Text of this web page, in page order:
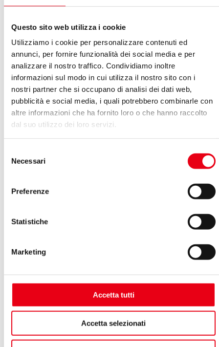
Questo sito web utilizza i cookie
Utilizziamo i cookie per personalizzare contenuti ed
annunci, per fornire funzionalità dei social media e per
analizzare il nostro traffico. Condividiamo inoltre
informazioni sul modo in cui utilizza il nostro sito con i
nostri partner che si occupano di analisi dei dati web,
pubblicità e social media, i quali potrebbero combinarle con
altre informazioni che ha fornito loro o che hanno raccolto
dal suo utilizzo dei loro servizi.
delNecessari
Preferenze
Statistiche
Marketing
Accetta tutti
Accetta selezionati
Organizzazione